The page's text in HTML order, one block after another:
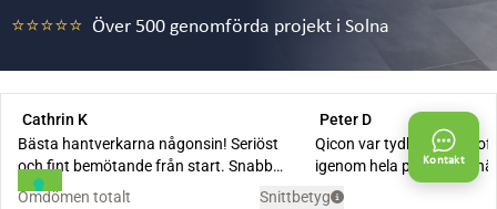
⭐⭐⭐⭐⭐ Över 500 genomförda projekt i Solna
Kontakt